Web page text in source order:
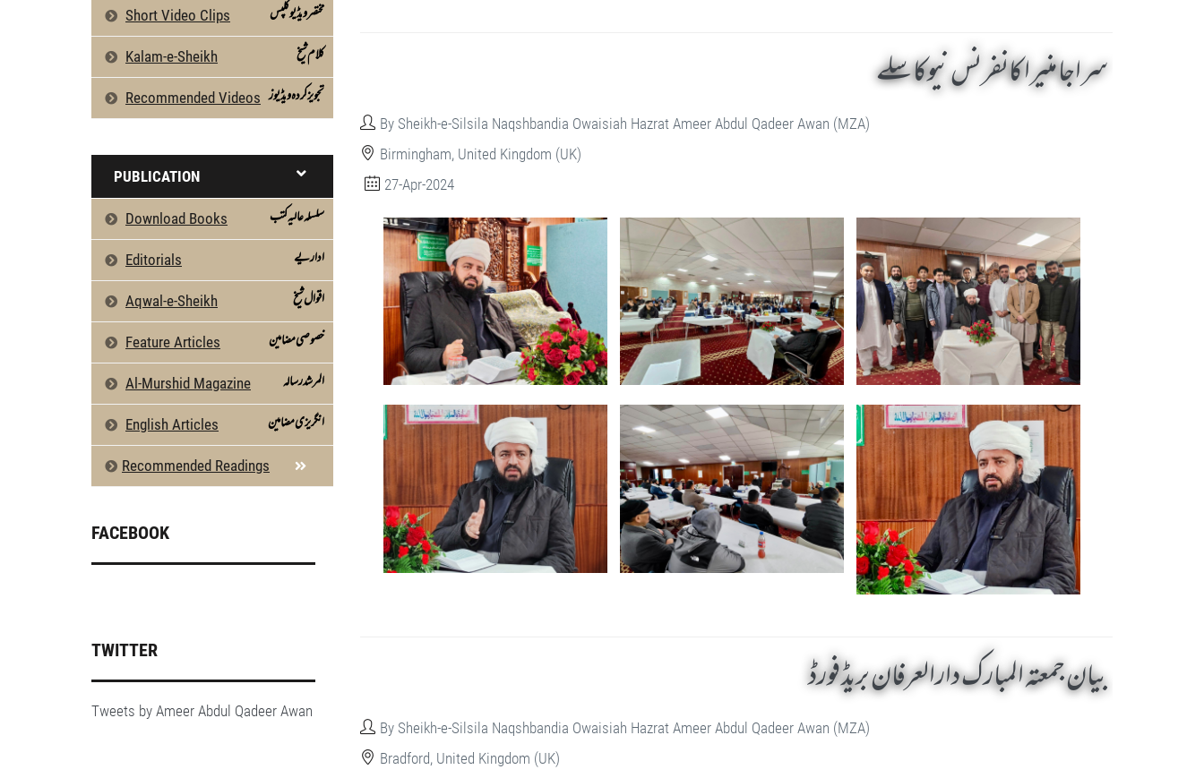
Short Video Clips مختصر ویڈیو کلپس
Kalam-e-Sheikh كلام شیخ
Recommended Videos تجویز کردہ ویڈیوز
PUBLICATION
Download Books سلسلہ عالیہ کتب
Editorials اداریے
Aqwal-e-Sheikh اقوال شیخ
Feature Articles خصوصی مضامین
Al-Murshid Magazine المرشد رسالہ
English Articles انگریزی مضامین
Recommended Readings
FACEBOOK
TWITTER
Tweets by Ameer Abdul Qadeer Awan
سراجا منیرا کانفرنس نیوکاسلے
By Sheikh-e-Silsila Naqshbandia Owaisiah Hazrat Ameer Abdul Qadeer Awan (MZA)
Birmingham, United Kingdom (UK)
27-Apr-2024
بیان جمعتہ المبارک دارالعرفان بریڈ فورڈ
By Sheikh-e-Silsila Naqshbandia Owaisiah Hazrat Ameer Abdul Qadeer Awan (MZA)
Bradford, United Kingdom (UK)